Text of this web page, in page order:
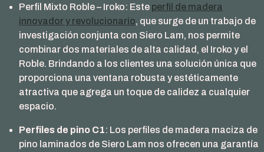
Perfil Mixto Roble – Iroko: Este perfil de madera
innovador y revolucionario, que surge de un trabajo de
investigación conjunta con Siero Lam, nos permite
combinar dos materiales de alta calidad, el Iroko y el
Roble. Brindando a los clientes una solución única que
proporciona una ventana robusta y estéticamente
atractiva que agrega un toque de calidez a cualquier
espacio.
Perfiles de pino C1: Los perfiles de madera maciza de
pino laminados de Siero Lam nos ofrecen una garantía